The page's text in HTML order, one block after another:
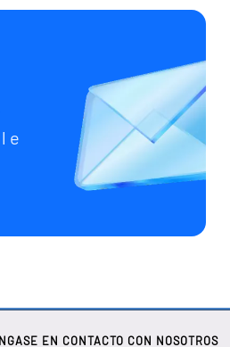
EN CONTACTO CON NOSOTROS